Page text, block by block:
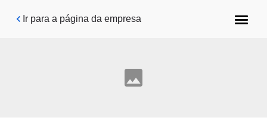
Pular para o conteúdo principal
Ir para a página da empresa